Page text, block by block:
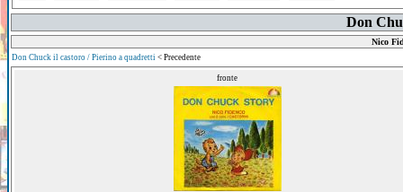
Don
Nico
Don Chuck il castoro / Pierino a quadretti < Precedente
fronte